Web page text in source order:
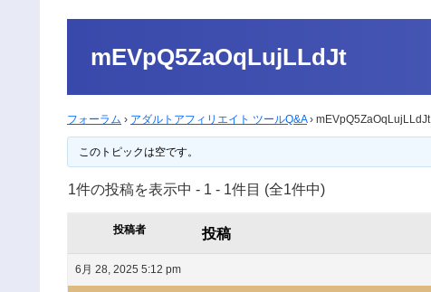
mEVpQ5ZaOqLujLLdJt
フォーラム › アダルトアフィリエイト ツールQ&A › mEVpQ5ZaOqLujLLdJt
このトピックは空です。
1件の投稿を表示中 - 1 - 1件目 (全1件中)
投稿者 投稿
6月 28, 2025 5:12 pm